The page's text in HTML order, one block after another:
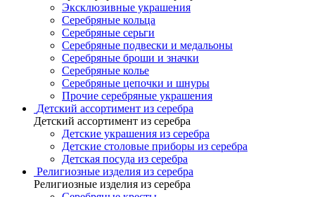
Эксклюзивные украшения
Серебряные кольца
Серебряные серьги
Серебряные подвески и медальоны
Серебряные броши и значки
Серебряные колье
Серебряные цепочки и шнуры
Прочие серебряные украшения
Детский ассортимент из серебра
Детский ассортимент из серебра
Детские украшения из серебра
Детские столовые приборы из серебра
Детская посуда из серебра
Религиозные изделия из серебра
Религиозные изделия из серебра